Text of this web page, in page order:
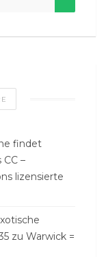
findet
CC –
lizensierte
zu Warwick =